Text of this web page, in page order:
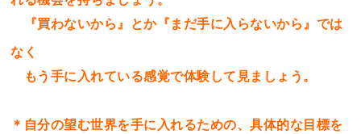
『買わないから』とか『まだ手に入らないから』では
なく
もう手に入れている感覚で体験して見ましょう。
＊自分の望む世界を手に入れるための、具体的な目標を